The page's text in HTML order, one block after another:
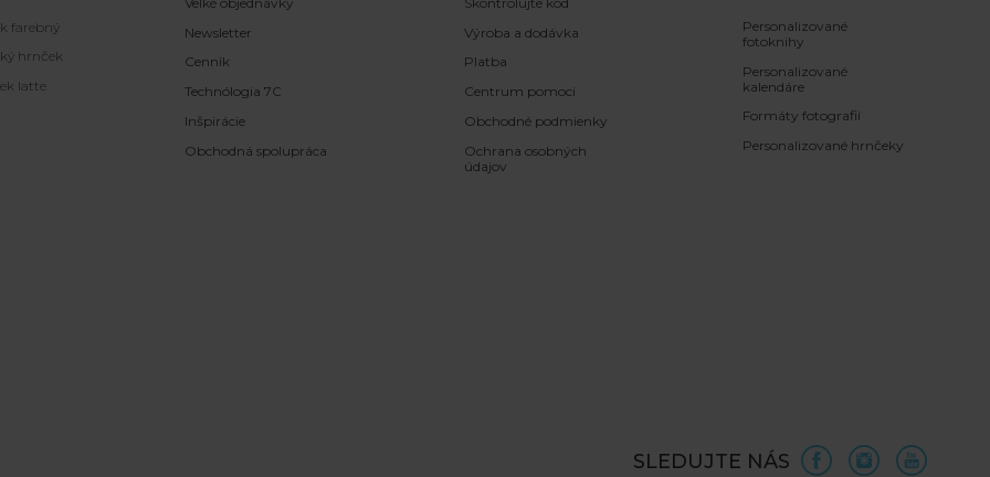
farebný
hrnček
latte
Newsletter
Cenník
Technólogia 7C
Inšpirácie
Obchodná spolupráca
Výroba a dodávka
Platba
Centrum pomoci
Obchodné podmienky
Ochrana osobných
údajov
Personalizované
fotoknihy
Personalizované
kalendáre
Formáty fotografií
Personalizované hrnčeky
SLEDUJTE NÁS